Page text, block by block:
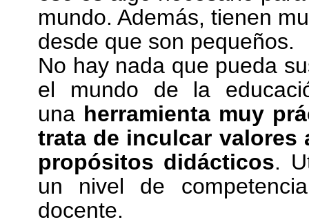
mundo. Además, tienen
desde que son pequeños.
No hay nada que pueda
el mundo de la
una herramienta muy
trata de inculcar valores
propósitos didácticos.
un nivel de
docente.